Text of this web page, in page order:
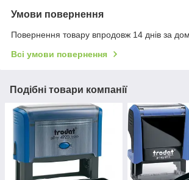
Умови повернення
Повернення товару впродовж 14 днів за
Всі умови повернення
Подібні товари компанії